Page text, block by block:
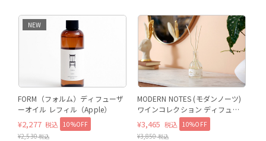
NEW
FORM（フォルム）ディフューザ
ーオイル レフィル（Apple）
¥2,277 税込 10%OFF
¥2,530税込
MODERN NOTES (モダンノーツ)
ワインコレクション ディフュー
ザー レギュラー
CHAMPAGNE（シャンパン）
¥3,465 税込
10%OFF
¥3,850税込